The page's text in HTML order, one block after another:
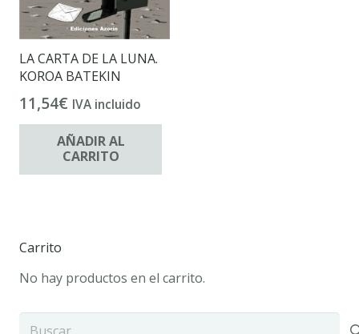
LA CARTA DE LA LUNA.
KOROA BATEKIN
11,54€ IVA incluido
AÑADIR AL
CARRITO
Carrito
No hay productos en el carrito.